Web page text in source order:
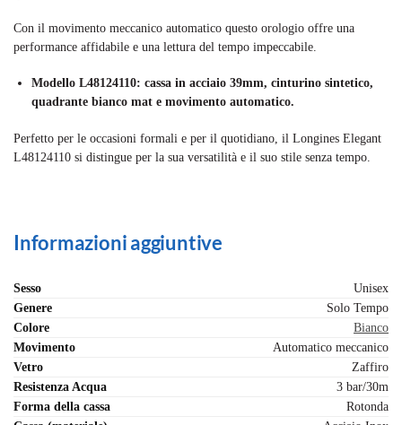
Con il movimento meccanico automatico questo orologio offre una
performance affidabile e una lettura del tempo impeccabile.
Modello L48124110: cassa in acciaio 39mm, cinturino sintetico,
quadrante bianco mat e movimento automatico.
Perfetto per le occasioni formali e per il quotidiano, il Longines Elegant
L48124110 si distingue per la sua versatilità e il suo stile senza tempo.
Informazioni aggiuntive
Sesso
Unisex
Genere
Solo Tempo
Colore
Bianco
Movimento
Automatico meccanico
Vetro
Zaffiro
Resistenza Acqua
3 bar/30m
Forma della cassa
Rotonda